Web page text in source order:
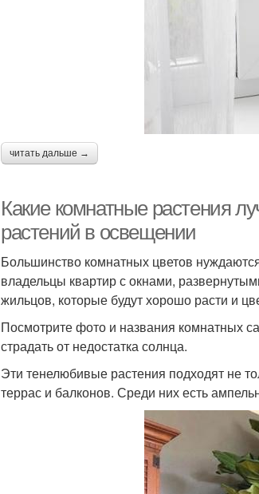
читать дальше →
Какие комнатные растения
растений в освещении
Большинство комнатных цветов
владельцы квартир с окнами,
жильцов, которые будут хорошо расти и
Посмотрите фото и названия комнатных
страдать от недостатка солнца.
Эти тенелюбивые растения подходят не
террас и балконов. Среди них есть